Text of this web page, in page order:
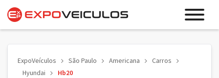
ExpoVeículos São Paulo Americana
Carros
Hyundai
Hb20